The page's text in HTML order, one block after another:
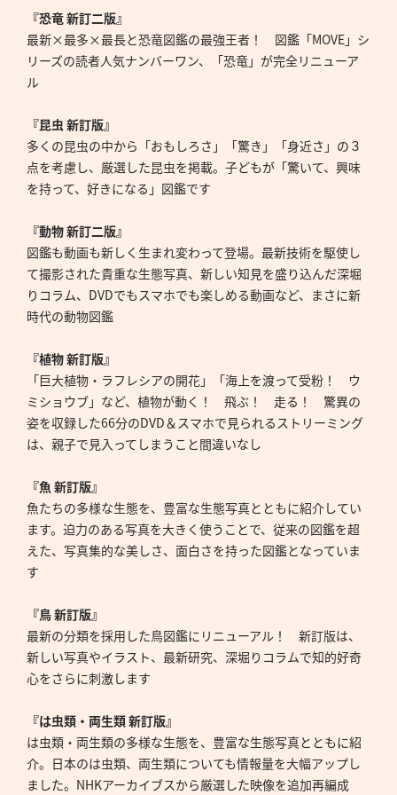
『恐竜 新訂二版』
最新×最多×最長と恐竜図鑑の最強王者！ 図鑑「MOVE」シ
リーズの読者人気ナンバーワン、「恐竜」が完全リニューア
ル
『昆虫 新訂版』
多くの昆虫の中から「おもしろさ」「驚き」「身近さ」の３
点を考慮し、厳選した昆虫を掲載。子どもが「驚いて、興味
を持って、好きになる」図鑑です
『動物 新訂二版』
図鑑も動画も新しく生まれ変わって登場。最新技術を駆使し
て撮影された貴重な生態写真、新しい知見を盛り込んだ深堀
りコラム、DVDでもスマホでも楽しめる動画など、まさに新
時代の動物図鑑
『植物 新訂版』
「巨大植物・ラフレシアの開花」「海上を渡って受粉！ ウ
ミショウブ」など、植物が動く！ 飛ぶ！ 走る！ 驚異の
姿を収録した66分のDVD＆スマホで見られるストリーミング
は、親子で見入ってしまうこと間違いなし
『魚 新訂版』
魚たちの多様な生態を、豊富な生態写真とともに紹介してい
ます。迫力のある写真を大きく使うことで、従来の図鑑を超
えた、写真集的な美しさ、面白さを持った図鑑となっていま
す
『鳥 新訂版』
最新の分類を採用した鳥図鑑にリニューアル！ 新訂版は、
新しい写真やイラスト、最新研究、深堀りコラムで知的好奇
心をさらに刺激します
『は虫類・両生類 新訂版』
は虫類・両生類の多様な生態を、豊富な生態写真とともに紹
介。日本のは虫類、両生類についても情報量を大幅アップし
ました。NHKアーカイブスから厳選した映像を追加再編成